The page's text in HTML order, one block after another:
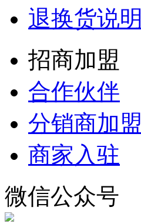
退换货说明
招商加盟
合作伙伴
分销商加盟
商家入驻
微信公众号